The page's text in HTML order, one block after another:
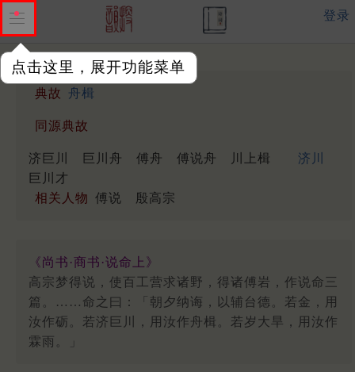
点击这里，展开功能菜单
登录
典故 舟楫
同源典故
济巨川 巨川舟 傅舟 傅说舟 川上楫
济川
巨川才
相关人物 傅说 殷高宗
《尚书·商书·说命上》
高宗梦得说，使百工营求诸野，得诸傅岩，作说命三
篇。……命之曰：「朝夕纳诲，以辅台德。若金，用
汝作砺。若济巨川，用汝作舟楫。若岁大旱，用汝作
霖雨。」